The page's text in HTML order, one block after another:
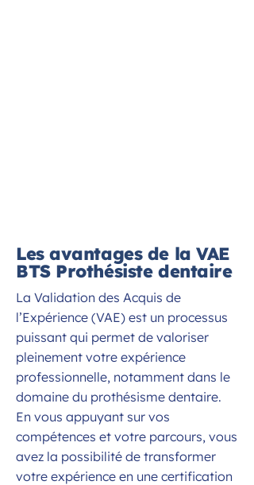
Les avantages de la VAE
BTS Prothésiste dentaire
La Validation des Acquis de
l’Expérience (VAE) est un processus
puissant qui permet de valoriser
pleinement votre expérience
professionnelle, notamment dans le
domaine du prothésisme dentaire.
En vous appuyant sur vos
compétences et votre parcours, vous
avez la possibilité de transformer
votre expérience en une certification